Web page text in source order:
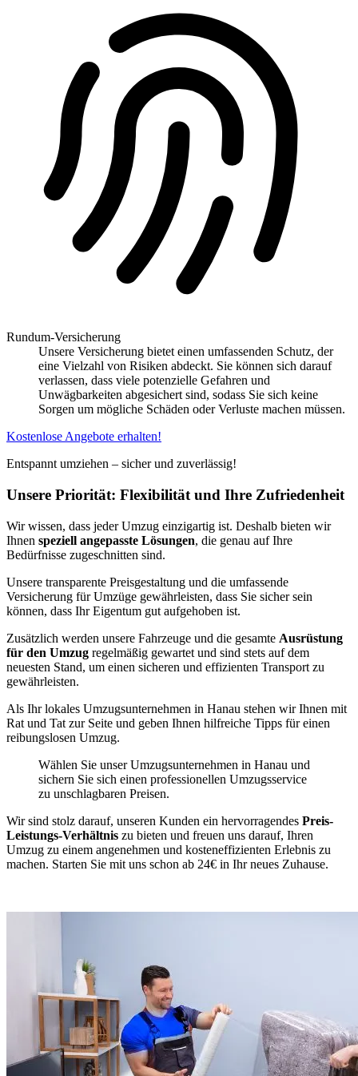
Rundum-Versicherung
Unsere Versicherung bietet einen umfassenden Schutz, der
eine Vielzahl von Risiken abdeckt. Sie können sich darauf
verlassen, dass viele potenzielle Gefahren und
Unwägbarkeiten abgesichert sind, sodass Sie sich keine
Sorgen um mögliche Schäden oder Verluste machen müssen.
Kostenlose Angebote erhalten!
Entspannt umziehen – sicher und zuverlässig!
Unsere Priorität: Flexibilität und Ihre Zufriedenheit
Wir wissen, dass jeder Umzug einzigartig ist. Deshalb bieten wir
Ihnen speziell angepasste Lösungen, die genau auf Ihre
Bedürfnisse zugeschnitten sind.
Unsere transparente Preisgestaltung und die umfassende
Versicherung für Umzüge gewährleisten, dass Sie sicher sein
können, dass Ihr Eigentum gut aufgehoben ist.
Zusätzlich werden unsere Fahrzeuge und die gesamte Ausrüstung
für den Umzug regelmäßig gewartet und sind stets auf dem
neuesten Stand, um einen sicheren und effizienten Transport zu
gewährleisten.
Als Ihr lokales Umzugsunternehmen in Hanau stehen wir Ihnen mit
Rat und Tat zur Seite und geben Ihnen hilfreiche Tipps für einen
reibungslosen Umzug.
Wählen Sie unser Umzugsunternehmen in Hanau und
sichern Sie sich einen professionellen Umzugsservice
zu unschlagbaren Preisen.
Wir sind stolz darauf, unseren Kunden ein hervorragendes Preis-
Leistungs-Verhältnis zu bieten und freuen uns darauf, Ihren
Umzug zu einem angenehmen und kosteneffizienten Erlebnis zu
machen. Starten Sie mit uns schon ab 24€ in Ihr neues Zuhause.